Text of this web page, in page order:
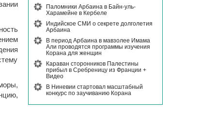
Паломники Арбаина в Байн-уль-
Харамейне в Кербеле
Индийское СМИ о секрете долголетия
Арбаина
В период Арбаина в мавзолее Имама
Али проводятся программы изучения
Корана для женщин
Караван сторонников Палестины
прибыл в Сребреницу из Франции +
Видео
В Ниневии стартовал масштабный
конкурс по заучиванию Корана